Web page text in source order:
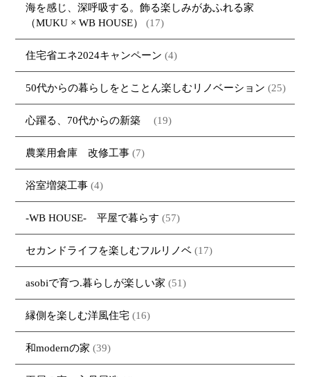
海を感じ、深呼吸する。飾る楽しみがあふれる家
（MUKU × WB HOUSE）
(17)
住宅省エネ2024キャンペーン (4)
50代からの暮らしをとことん楽しむリノベーション (25)
心躍る、70代からの新築 (19)
農業用倉庫 改修工事 (7)
浴室増築工事 (4)
-WB HOUSE- 平屋で暮らす (57)
セカンドライフを楽しむフルリノベ (17)
asobiで育つ.暮らしが楽しい家 (51)
縁側を楽しむ洋風住宅 (16)
和modernの家 (39)
大工紹介
会社案内
採用情報
お問い合わせ
・MARUTA
ORDER
・REFORM
・MARUTAの家一覧
ORDERの家一覧
・REFORMの家一覧